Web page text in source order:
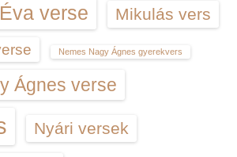
verse Mikulás vers
Nemes Nagy Ágnes gyerekvers
Ágnes verse
Nyári versek